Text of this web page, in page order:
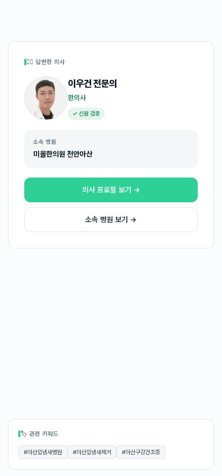
👩‍⚕️ 답변한 의사
이우건전문의
한의사
✓ 신원 검증
소속 병원
미올한의원 천안아산
의사 프로필 보기 →
소속 병원 보기 →
🏷 관련 키워드
#아산입냄새병원 #아산입냄새제거 #아산구강건조증